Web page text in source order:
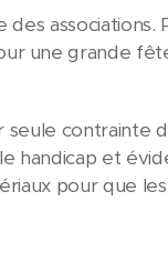
des associations.
une grande
contrainte
handicap et
pour que